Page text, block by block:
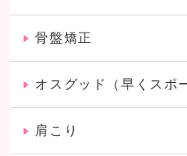
骨盤矯正
オスグッド（早くスポ
肩こり